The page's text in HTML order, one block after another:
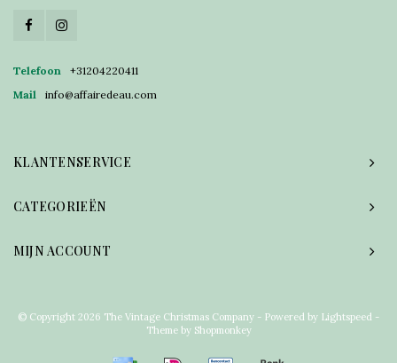
Telefoon
+31204220411
Mail
info@affairedeau.com
KLANTENSERVICE
CATEGORIEËN
MIJN ACCOUNT
© Copyright 2026 The Vintage Christmas Company - Powered by Lightspeed -
Theme by Shopmonkey